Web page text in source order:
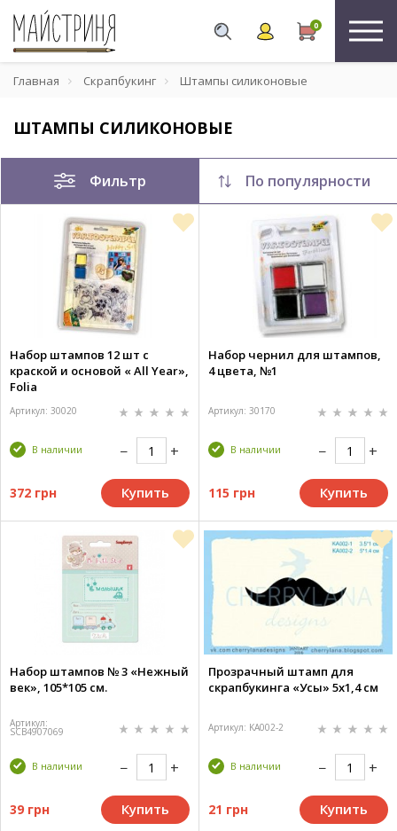
0
Главная Скрапбукинг Штампы силиконовые
ШТАМПЫ СИЛИКОНОВЫЕ
Фильтр По популярности
Набор штампов 12 шт с
краской и основой « All Year»,
Folia
Артикул: 30020
В наличии
372 грн Купить
Набор чернил для штампов,
4 цвета, №1
Артикул: 30170
В наличии
115 грн Купить
Набор штампов № 3 «Нежный
век», 105*105 см.
Артикул:
SCB4907069
В наличии
39 грн Купить
Прозрачный штамп для
скрапбукинга «Усы» 5х1,4 см
Артикул: KA002-2
В наличии
21 грн Купить